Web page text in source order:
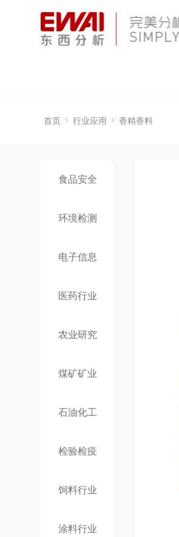
首页 行业应用 香精香料
食品安全
环境检测
电子信息
医药行业
农业研究
煤矿矿业
石油化工
检验检疫
饲料行业
涂料行业